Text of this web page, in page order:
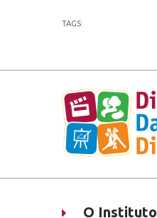
TAGS:
O Instituto